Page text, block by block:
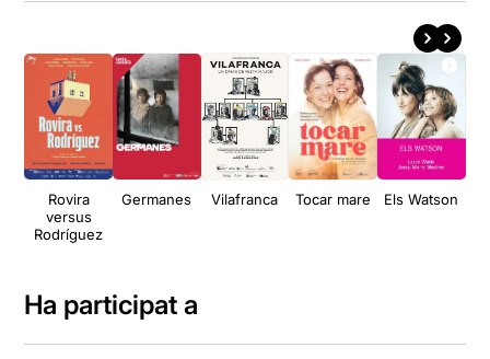
Rovira
versus
Rodríguez
Germanes Vilafranca Tocar mare Els Watson
Ha participat a